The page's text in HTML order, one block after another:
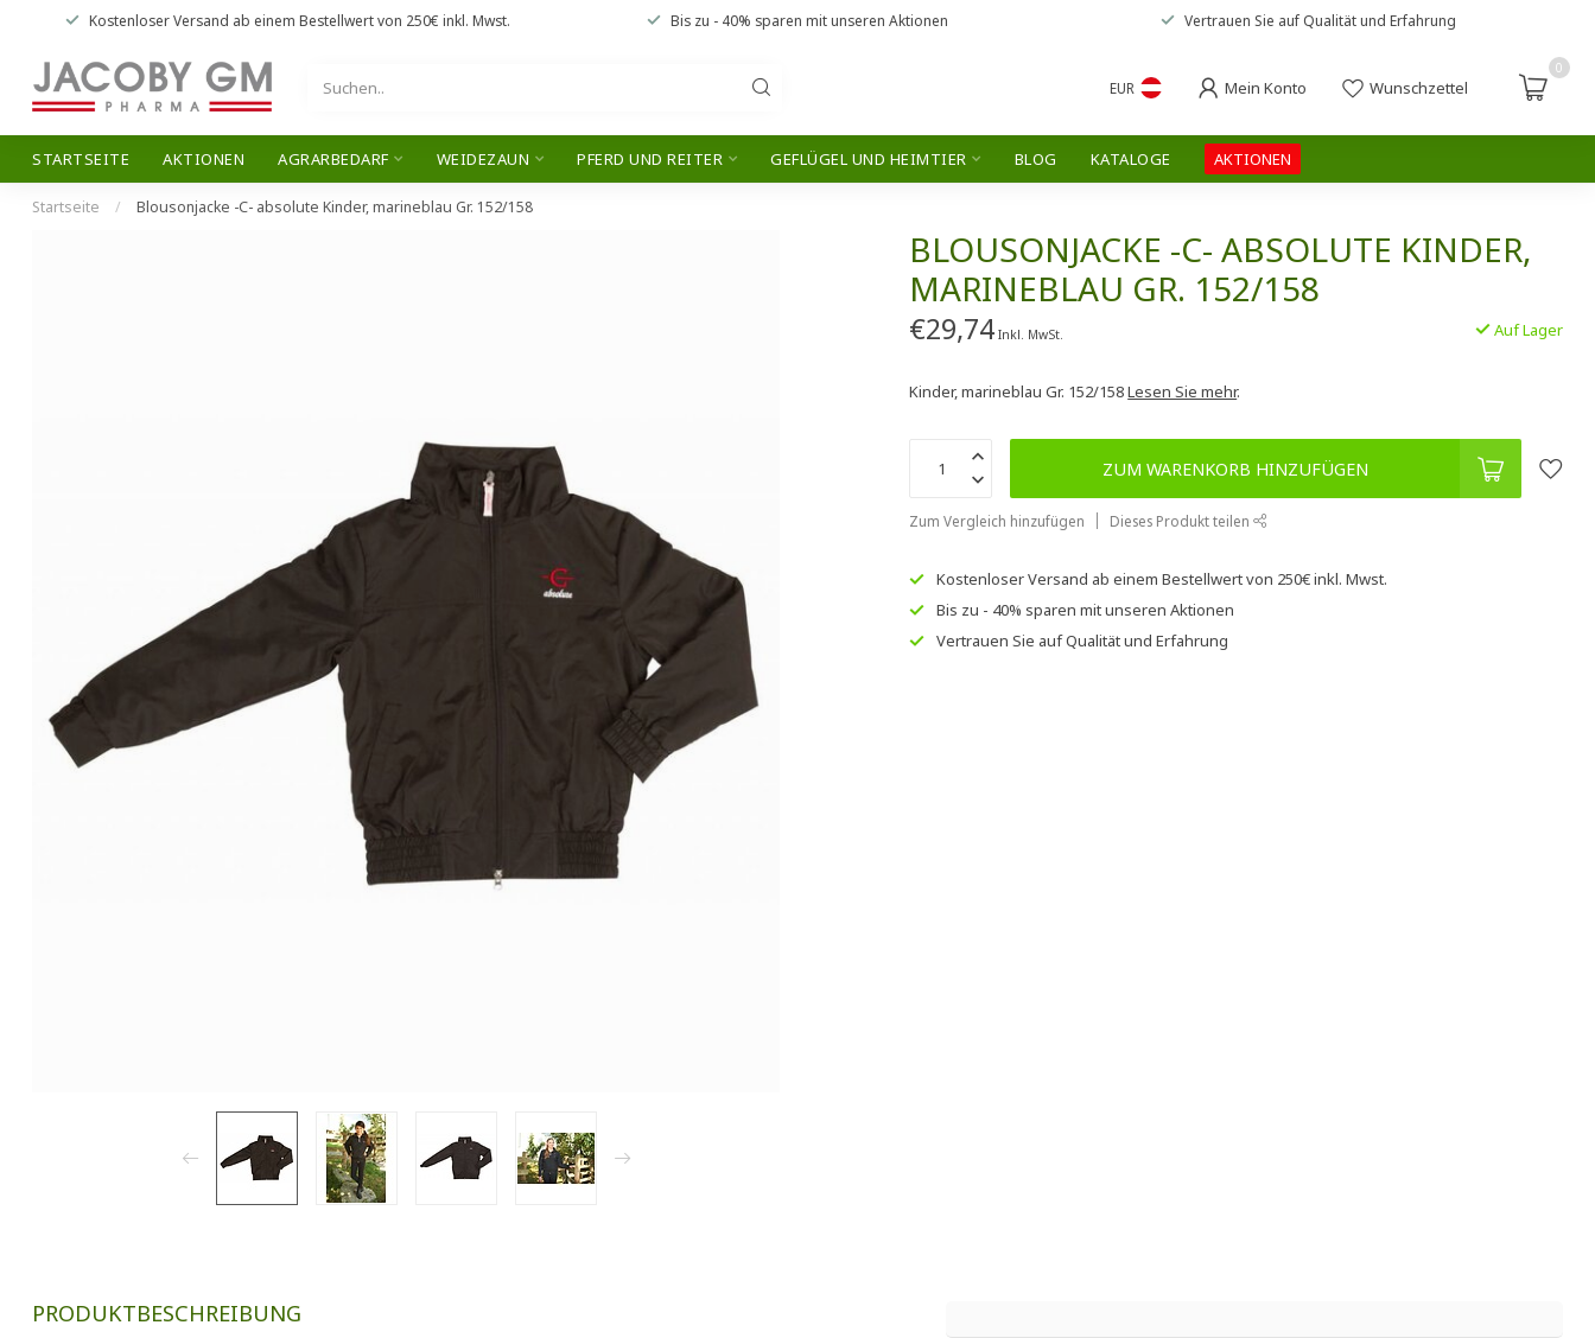
Kostenloser Versand ab einem Bestellwert von 250€ inkl. Mwst. Bis zu - 40% sparen mit unseren Aktionen Vertrauen Sie auf Qualität und Erfahrung
EUR Mein Konto Wunschzettel
0
STARTSEITE AKTIONEN AGRARBEDARF WEIDEZAUN PFERD UND REITER GEFLÜGEL UND HEIMTIER BLOG KATALOGE AKTIONEN
Startseite / Blousonjacke -C- absolute Kinder, marineblau Gr. 152/158
BLOUSONJACKE -C- ABSOLUTE KINDER,
MARINEBLAU GR. 152/158
€29,74 Inkl. MwSt. Auf Lager
Kinder, marineblau Gr. 152/158Lesen Sie mehr.
ZUM WARENKORB HINZUFÜGEN
Zum Vergleich hinzufügen Dieses Produkt teilen
Kostenloser Versand ab einem Bestellwert von 250€inkl. Mwst.
Bis zu - 40% sparen mit unserenAktionen
Vertrauen Sie aufQualität und Erfahrung
PRODUKTBESCHREIBUNG